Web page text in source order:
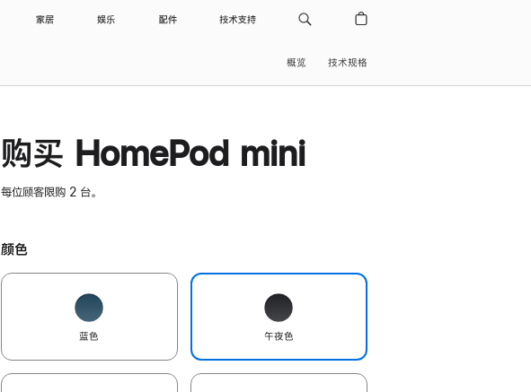
家居 娱乐 配件 技术支持
概览 技术规格
购买 HomePod mini
每位顾客限购 2 台。
颜色
蓝色 午夜色